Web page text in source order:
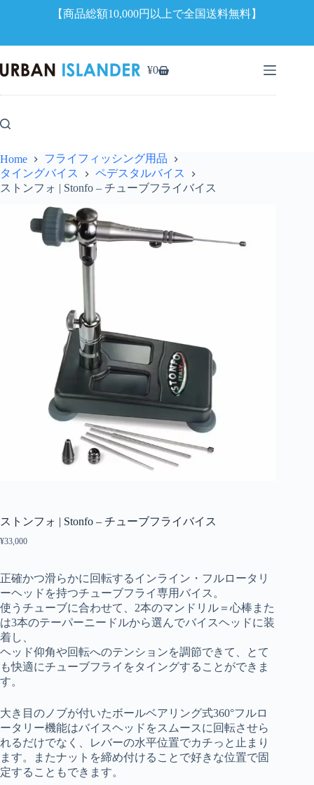
【商品総額10,000円以上で全国送料無料】
ン
ン
へ
キ
ッ
プ
シ
カ
ー
ト
¥0
Home
フライフィッシング用品
タイングバイス
ペデスタルバイス
ストンフォ | Stonfo – チューブフライバイス
ストンフォ | Stonfo – チューブフライバイス
¥33,000
正確かつ滑らかに回転するインライン・フルロータリ
ーヘッドを持つチューブフライ専用バイス。
使うチューブに合わせて、2本のマンドリル＝心棒また
は3本のテーパーニードルから選んでバイスヘッドに装
着し、
ヘッド仰角や回転へのテンションを調節できて、とて
も快適にチューブフライをタイングすることができま
す。
大き目のノブが付いたボールベアリング式360°フルロ
ータリー機能はバイスヘッドをスムースに回転させら
れるだけでなく、レバーの水平位置でカチっと止まり
ます。またナットを締め付けることで好きな位置で固
定することもできます。